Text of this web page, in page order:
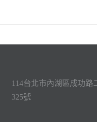
114台北市內湖區成功路
325號